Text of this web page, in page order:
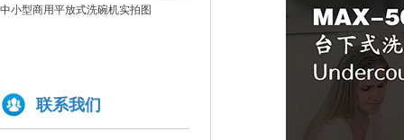
亚钛洗碗机参展第三十三届上海国际酒店及餐饮业博览会
洗碗机比手洗更卫生？更节水？更高效？
联系我们